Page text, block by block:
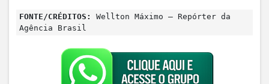
FONTE/CRÉDITOS:
Wellton Máximo – Repórter da
Agência Brasil